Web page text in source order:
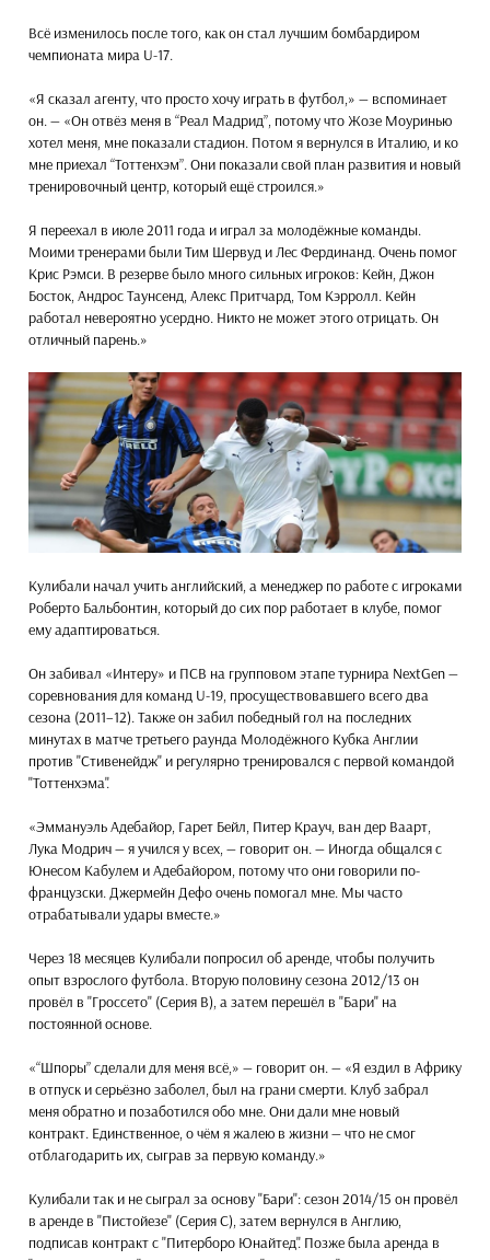
Всё изменилось после того, как он стал лучшим бомбардиром
чемпионата мира U-17.
«Я сказал агенту, что просто хочу играть в футбол,» — вспоминает
он. — «Он отвёз меня в “Реал Мадрид”, потому что Жозе Моуринью
хотел меня, мне показали стадион. Потом я вернулся в Италию, и ко
мне приехал “Тоттенхэм”. Они показали свой план развития и новый
тренировочный центр, который ещё строился.»
Я переехал в июле 2011 года и играл за молодёжные команды.
Моими тренерами были Тим Шервуд и Лес Фердинанд. Очень помог
Крис Рэмси. В резерве было много сильных игроков: Кейн, Джон
Босток, Андрос Таунсенд, Алекс Притчард, Том Кэрролл. Кейн
работал невероятно усердно. Никто не может этого отрицать. Он
отличный парень.»
Кулибали начал учить английский, а менеджер по работе с игроками
Роберто Бальбонтин, который до сих пор работает в клубе, помог
ему адаптироваться.
Он забивал «Интеру» и ПСВ на групповом этапе турнира NextGen —
соревнования для команд U-19, просуществовавшего всего два
сезона (2011–12). Также он забил победный гол на последних
минутах в матче третьего раунда Молодёжного Кубка Англии
против "Стивенейдж" и регулярно тренировался с первой командой
"Тоттенхэма".
«Эммануэль Адебайор, Гарет Бейл, Питер Крауч, ван дер Ваарт,
Лука Модрич — я учился у всех, — говорит он. — Иногда общался с
Юнесом Кабулем и Адебайором, потому что они говорили по-
французски. Джермейн Дефо очень помогал мне. Мы часто
отрабатывали удары вместе.»
Через 18 месяцев Кулибали попросил об аренде, чтобы получить
опыт взрослого футбола. Вторую половину сезона 2012/13 он
провёл в "Гроссето" (Серия B), а затем перешёл в "Бари" на
постоянной основе.
«“Шпоры” сделали для меня всё,» — говорит он. — «Я ездил в Африку
в отпуск и серьёзно заболел, был на грани смерти. Клуб забрал
меня обратно и позаботился обо мне. Они дали мне новый
контракт. Единственное, о чём я жалею в жизни — что не смог
отблагодарить их, сыграв за первую команду.»
Кулибали так и не сыграл за основу "Бари": сезон 2014/15 он провёл
в аренде в "Пистойезе" (Серия C), затем вернулся в Англию,
подписав контракт с "Питерборо Юнайтед". Позже была аренда в